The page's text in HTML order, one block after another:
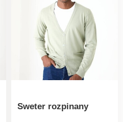
Sweter rozpinany